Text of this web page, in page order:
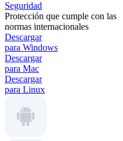
Seguridad
Protección que cumple con las
normas internacionales
Descargar
para Windows
Descargar
para Mac
Descargar
para Linux